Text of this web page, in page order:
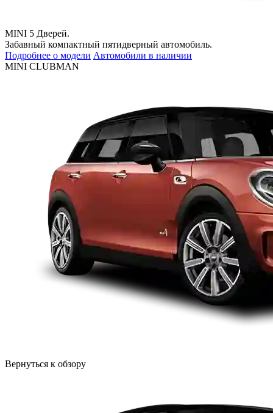
MINI 5 Дверей.
Забавный компактный пятидверный автомобиль.
Подробнее о модели Автомобили в наличии
MINI CLUBMAN
Вернуться к обзору